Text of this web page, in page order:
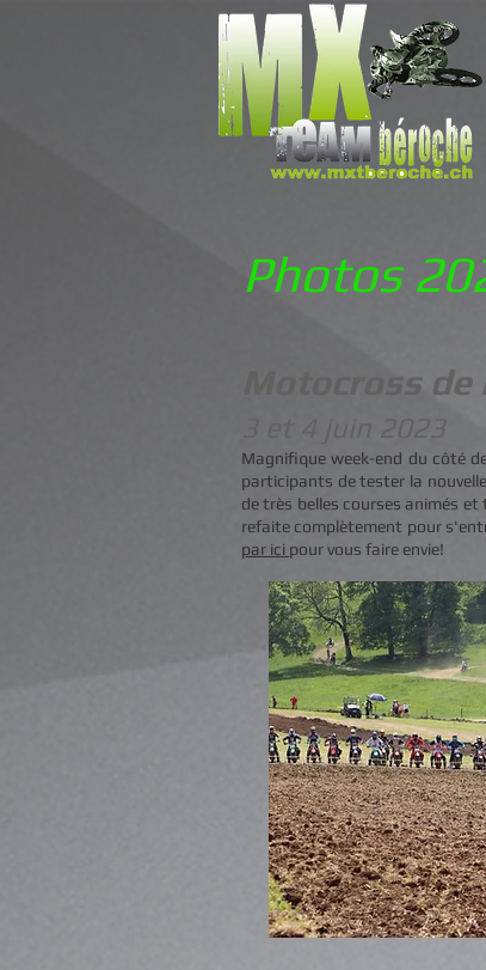
Photos
Motocross de
3 et 4 juin 2023
Magnifique week-end du côté
participants de tester la
de très belles courses animés
refaite complètement pour
par ici pour vous faire envie!